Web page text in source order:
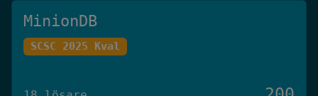
MinionDB
SCSC 2025 Kval